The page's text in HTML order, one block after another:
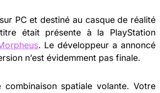
PC et destiné au casque de réalité
était présente à la PlayStation
. Le développeur a annoncé
n’est évidemment pas finale.
spatiale volante. Votre